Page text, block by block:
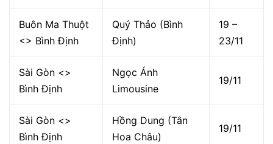
Buôn Ma Thuột
<> Bình Định
Quý Thảo (Bình
Định)
19 –
23/11
Sài Gòn <>
Bình Định
Ngọc Ánh
Limousine
19/11
Sài Gòn <>
Bình Định
Hồng Dung (Tân
Hoa Châu)
19/11